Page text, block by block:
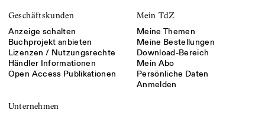
Geschäftskunden
Anzeige schalten
Buchprojekt anbieten
Lizenzen / Nutzungsrechte
Händler Informationen
Open Access Publikationen
Mein TdZ
Meine Themen
Meine Bestellungen
Download-Bereich
Mein Abo
Persönliche Daten
Anmelden
Unternehmen